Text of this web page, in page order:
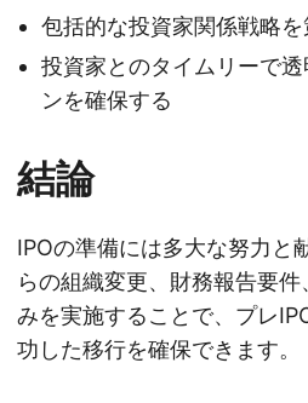
包括的な投資家関係戦略を
投資家とのタイムリーで
ンを確保する
結論
IPOの準備には多大な努力と
らの組織変更、財務報告要
みを実施することで、プレ
功した移行を確保できます。